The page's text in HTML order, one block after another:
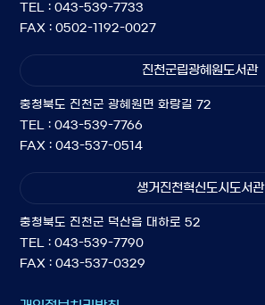
TEL : 043-539-7733
FAX : 0502-1192-0027
진천군립광혜원도서관
충청북도 진천군 광혜원면 화랑길 72
TEL : 043-539-7766
FAX : 043-537-0514
생거진천혁신도시도서관
충청북도 진천군 덕산읍 대하로 52
TEL : 043-539-7790
FAX : 043-537-0329